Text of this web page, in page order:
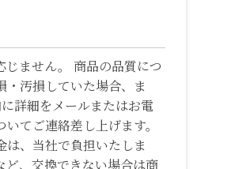
ません。 商品の品質につ
汚損していた場合、ま
詳細をメールまたはお電
てご連絡差し上げます。
、当社で負担いたしま
ど、交換できない場合は商